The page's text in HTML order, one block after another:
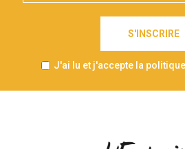
S'INSCRIRE
J'ai lu et j'accepte la